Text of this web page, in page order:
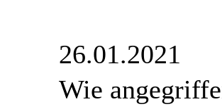
26.01.2021
Wie